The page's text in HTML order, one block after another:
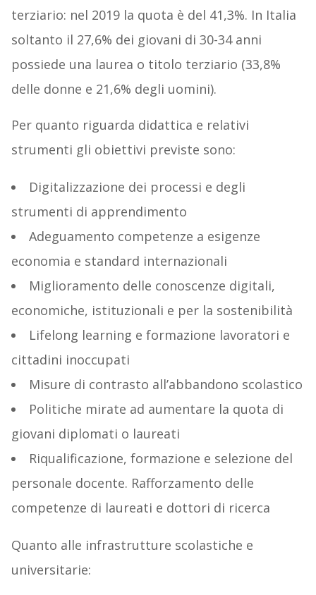
terziario: nel 2019 la quota è del 41,3%. In Italia
soltanto il 27,6% dei giovani di 30-34 anni
possiede una laurea o titolo terziario (33,8%
delle donne e 21,6% degli uomini).
Per quanto riguarda didattica e relativi
strumenti gli obiettivi previste sono:
Digitalizzazione dei processi e degli
strumenti di apprendimento
Adeguamento competenze a esigenze
economia e standard internazionali
Miglioramento delle conoscenze digitali,
economiche, istituzionali e per la sostenibilità
Lifelong learning e formazione lavoratori e
cittadini inoccupati
Misure di contrasto all’abbandono scolastico
Politiche mirate ad aumentare la quota di
giovani diplomati o laureati
Riqualificazione, formazione e selezione del
personale docente. Rafforzamento delle
competenze di laureati e dottori di ricerca
Quanto alle infrastrutture scolastiche e
universitarie: